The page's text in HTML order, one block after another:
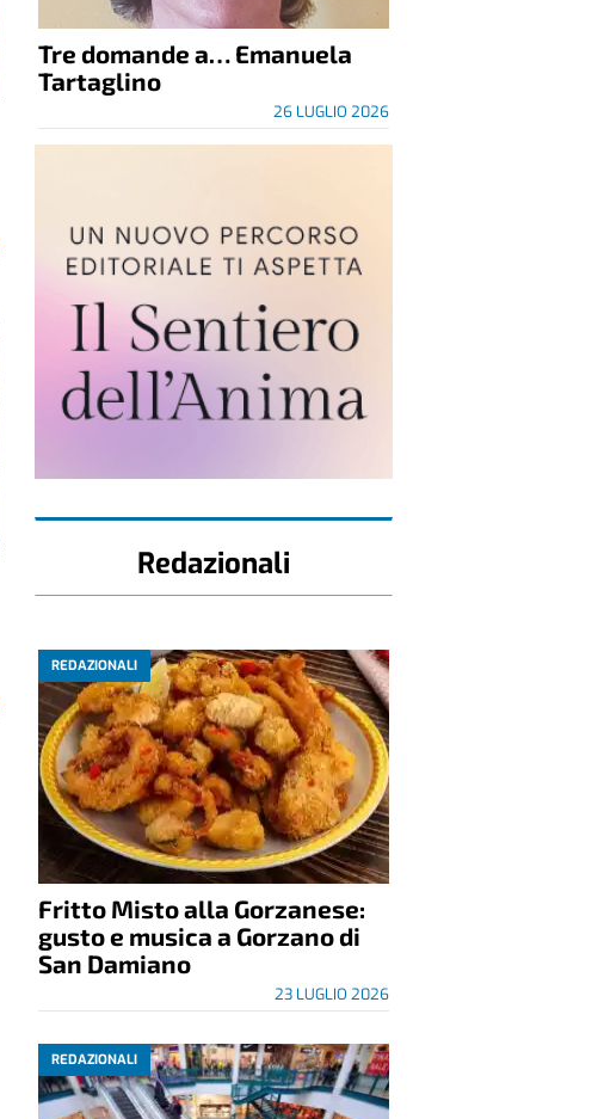
Tre domande a… Emanuela
Tartaglino
26 LUGLIO 2026
Redazionali
REDAZIONALI
Fritto Misto alla Gorzanese:
gusto e musica a Gorzano di
San Damiano
23 LUGLIO 2026
REDAZIONALI